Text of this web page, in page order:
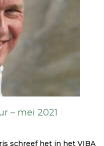
– mei 2021
schreef het in het VIBA